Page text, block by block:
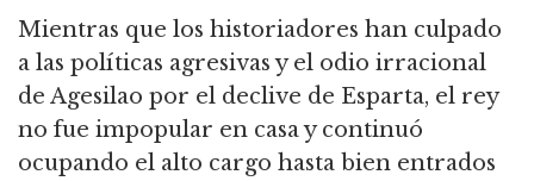
Mientras que los historiadores han culpado
a las políticas agresivas y el odio irracional
de Agesilao por el declive de Esparta, el rey
no fue impopular en casa y continuó
ocupando el alto cargo hasta bien entrados